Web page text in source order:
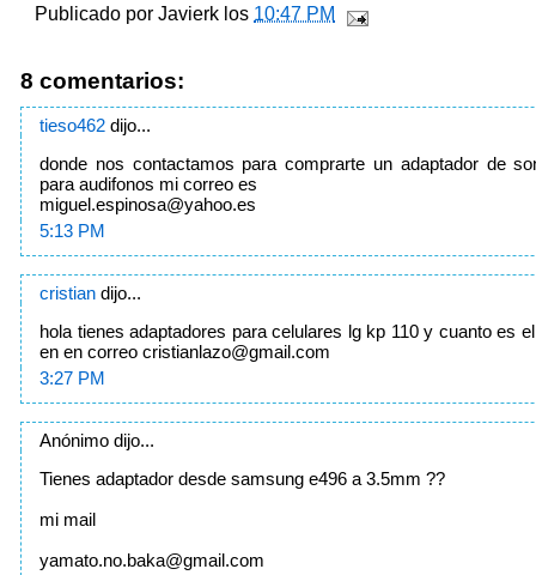
Publicado por Javierk los 10:47 PM
8 comentarios:
tieso462 dijo...
donde nos contactamos para comprarte un adaptador de
para audifonos mi correo es
miguel.espinosa@yahoo.es
5:13 PM
cristian dijo...
hola tienes adaptadores para celulares lg kp 110 y cuanto es
en en correo cristianlazo@gmail.com
3:27 PM
Anónimo dijo...
Tienes adaptador desde samsung e496 a 3.5mm ??
mi mail
yamato.no.baka@gmail.com